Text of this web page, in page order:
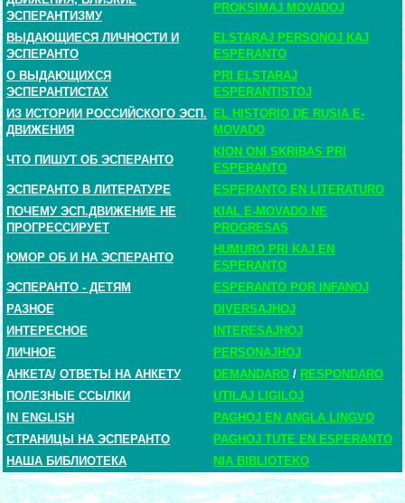
ЭСПЕРАНТИЗМУ
PROKSIMAJ MOVADOJ
ВЫДАЮЩИЕСЯ ЛИЧНОСТИ И
ЭСПЕРАНТО
ELSTARAJ PERSONOJ KAJ
ESPERANTO
О ВЫДАЮЩИХСЯ
ЭСПЕРАНТИСТАХ
PRI ELSTARAJ
ESPERANTISTOJ
ИЗ ИСТОРИИ РОССИЙСКОГО ЭСП.
ДВИЖЕНИЯ
EL HISTORIO DE RUSIA E-
MOVADO
ЧТО ПИШУТ ОБ ЭСПЕРАНТО
KION ONI SKRIBAS PRI
ESPERANTO
ЭСПЕРАНТО В ЛИТЕРАТУРЕ
ESPERANTO EN LITERATURO
ПОЧЕМУ ЭСП.ДВИЖЕНИЕ НЕ
ПРОГРЕССИРУЕТ
KIAL E-MOVADO NE
PROGRESAS
ЮМОР ОБ И НА ЭСПЕРАНТО
HUMURO PRI KAJ EN
ESPERANTO
ЭСПЕРАНТО - ДЕТЯМ
ESPERANTO POR INFANOJ
РАЗНОЕ
DIVERSAJHOJ
ИНТЕРЕСНОЕ
INTERESAJHOJ
ЛИЧНОЕ
PERSONAJHOJ
АНКЕТА/ ОТВЕТЫ НА АНКЕТУ DEMANDARO / RESPONDARO
ПОЛЕЗНЫЕ ССЫЛКИ
UTILAJ LIGILOJ
IN ENGLISH
PAGHOJ EN ANGLA LINGVO
СТРАНИЦЫ НА ЭСПЕРАНТО
PAGHOJ TUTE EN ESPERANTO
НАША БИБЛИОТЕКА
NIA BIBLIOTEKO